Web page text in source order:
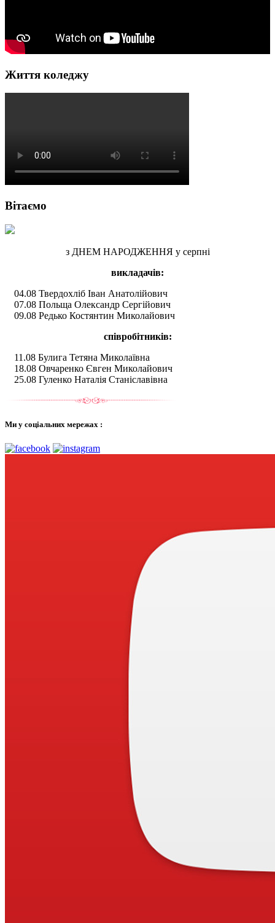
Життя коледжу
Вітаємо
з ДНЕМ НАРОДЖЕННЯ у серпні
викладачів:
04.08 Твердохліб Іван Анатолійович
07.08 Польща Олександр Сергійович
09.08 Редько Костянтин Миколайович
співробітників:
11.08 Булига Тетяна Миколаївна
18.08 Овчаренко Євген Миколайович
25.08 Гуленко Наталія Станіславівна
Ми у соціальних мережах :